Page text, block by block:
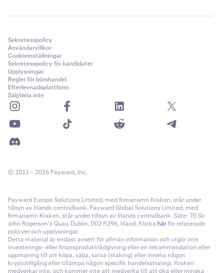
Sekretesspolicy
Användarvillkor
Cookieinställningar
Sekretesspolicy för kandidater
Upplysningar
Regler för börshandel
Efterlevnadsplattform
Sälj/dela inte
© 2011 – 2026 Payward, Inc.
Payward Europe Solutions Limited, med firmanamn Kraken, står under
tillsyn av Irlands centralbank. Payward Global Solutions Limited, med
firmanamn Kraken, står under tillsyn av Irlands centralbank. Säte: 70 Sir
John Rogerson’s Quay, Dublin, D02 R296, Irland. Klicka härför relaterade
policyer och upplysningar.
Detta material är endast avsett för allmän information och utgör inte
investerings- eller finansproduktrådgivning eller en rekommendation eller
uppmaning till att köpa, sälja, satsa (staking) eller inneha någon
kryptotillgång eller tillämpa någon specifik handelsstrategi. Kraken
medverkar inte, och kommer inte att medverka till att öka eller minska